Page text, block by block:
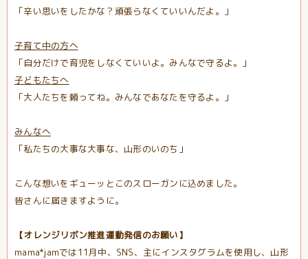
「辛い思いをしたかな？頑張らなくていいんだよ。」
子育て中の方へ
「自分だけで育児をしなくていいよ。みんなで守るよ。」
子どもたちへ
「大人たちを頼ってね。みんなであなたを守るよ。」
みんなへ
「私たちの大事な大事な、山形のいのち」
こんな想いをギューッとこのスローガンに込めました。
皆さんに届きますように。
【オレンジリボン推進運動発信のお願い】
mama*jamでは11月中、SNS、主にインスタグラムを使用し、山形